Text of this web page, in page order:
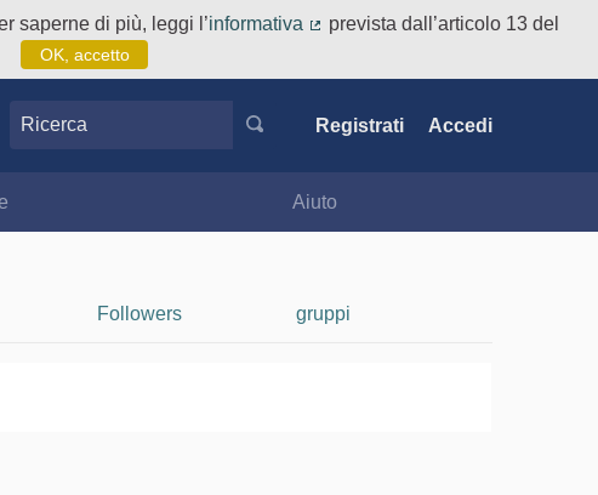
saperne di più, leggi l’informativa
prevista dall’articolo 13 del
OK, accetto
Ricerca Registrati Accedi
Aiuto
Followers gruppi